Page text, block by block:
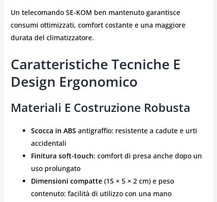
Un telecomando SE-KOM ben mantenuto garantisce
consumi ottimizzati, comfort costante e una maggiore
durata del climatizzatore.
Caratteristiche Tecniche E
Design Ergonomico
Materiali E Costruzione Robusta
Scocca in ABS antigraffio: resistente a cadute e urti
accidentali
Finitura soft-touch: comfort di presa anche dopo un
uso prolungato
Dimensioni compatte(15 × 5 × 2 cm) e peso
contenuto: facilità di utilizzo con una mano